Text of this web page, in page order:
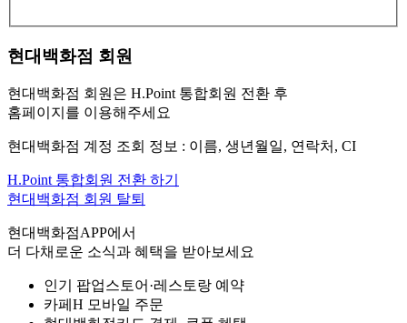
현대백화점 회원
현대백화점 회원은 H.Point 통합회원 전환 후
홈페이지를 이용해주세요
현대백화점 계정 조회 정보 : 이름, 생년월일, 연락처, CI
H.Point 통합회원 전환 하기
현대백화점 회원 탈퇴
현대백화점APP에서
더 다채로운 소식과 혜택을 받아보세요
인기 팝업스토어·레스토랑 예약
카페H 모바일 주문